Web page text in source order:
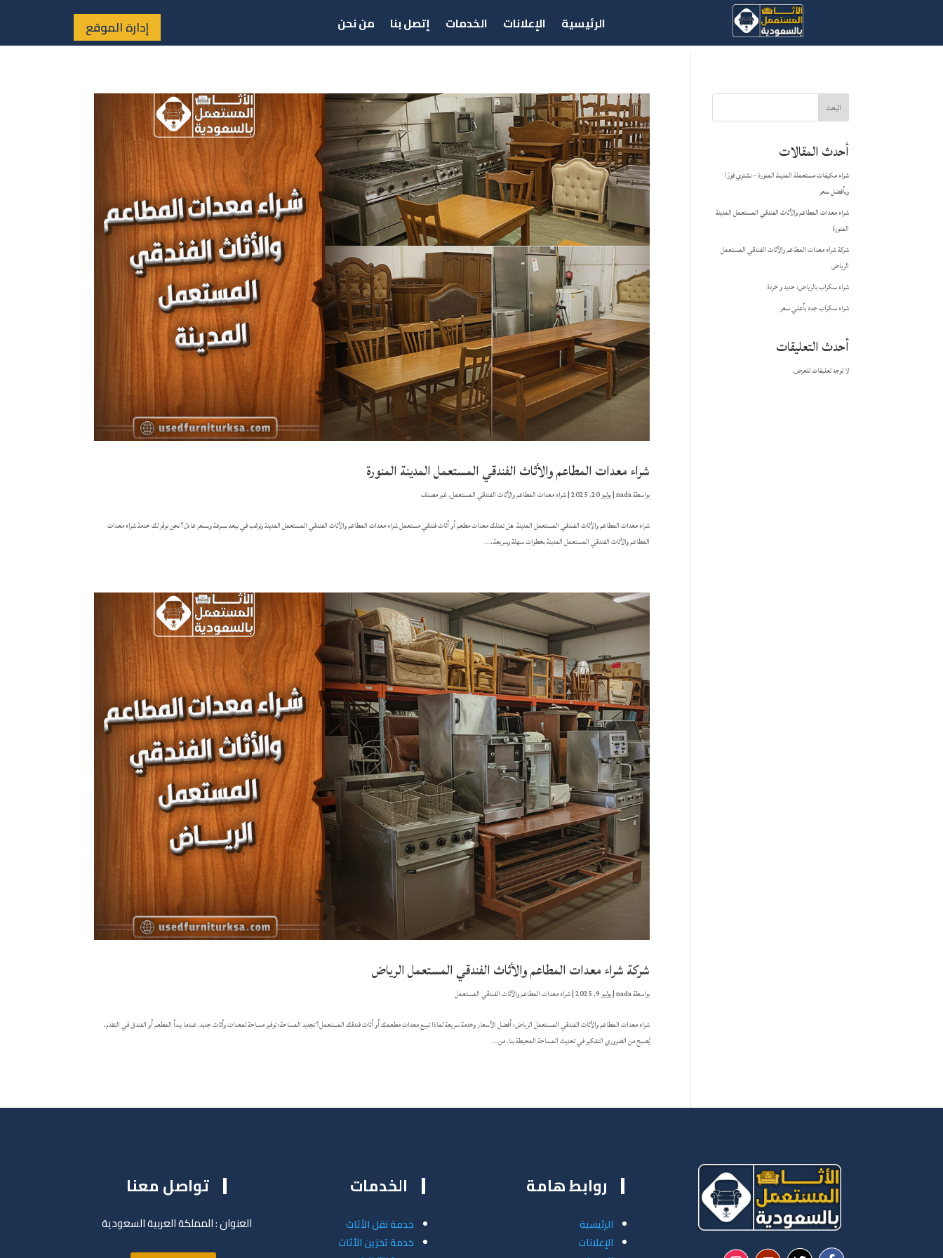
إدارة الموقع الرئيسية الإعلانات الخدمات إتصل بنا من نحن
شراء معدات المطاعم والأثاث الفندقي المستعمل المدينة المنورة
بواسطةnada
|يوليو 20, 2025 |شراء معدات المطاعم والأثاث الفندقي المستعمل,غير مصنف
شراء معدات المطاعم والأثاث الفندقي المستعمل المدينة هل تمتلك معدات مطعم أو أثاث فندقي مستعمل شراء معدات المطاعم والأثاث الفندقي المستعمل المدينة وترغب في بيعه بسرعة وبسعر عادل؟ نحن نوفّر لك خدمة شراء معدات
المطاعم والأثاث الفندقي المستعمل المدينة بخطوات سهلة وسريعة،...
شركة شراء معدات المطاعم والأثاث الفندقي المستعمل الرياض
بواسطةnada
|يوليو 9, 2025 |شراء معدات المطاعم والأثاث الفندقي المستعمل
شراء معدات المطاعم والأثاث الفندقي المستعمل الرياض: أفضل الأسعار وخدمة سريعة لماذا تبيع معدات مطعمك أو أثاث فندقك المستعمل؟ تجديد المساحة: توفير مساحة لمعدات وأثاث جديد. عندما يبدأ المطعم أو الفندق في التقدم،
يُصبح من الضروري التفكير في تحديث المساحة المحيطة بنا. من...
البحث
أحدث المقالات
شراء مكيفات مستعملة المدينة المنورة – نشتري فورًا
وبأفضل سعر
شراء معدات المطاعم والأثاث الفندقي المستعمل المدينة
المنورة
شركة شراء معدات المطاعم والأثاث الفندقي المستعمل
الرياض
شراء سكراب بالرياض: حديد و خردة
شراء سكراب جده بأعلي سعر
أحدث التعليقات
لا توجد تعليقات للعرض.
تواصل معنا
العنوان : المملكة العربية السعودية
الخدمات
خدمة نقل الأثاث
خدمة تخزين الأثاث
روابط هامة
الرئيسية
الإعلانات